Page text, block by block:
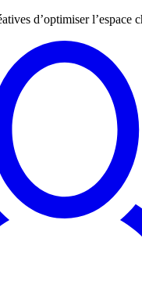
d’optimiser l’espace